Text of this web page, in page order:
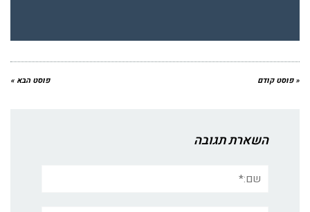
« פוסט קודם פוסט הבא »
השארת תגובה